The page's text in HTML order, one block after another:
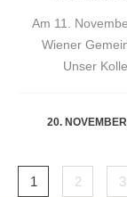
Am 11.
Wiener
Unser
20.
1 2 3